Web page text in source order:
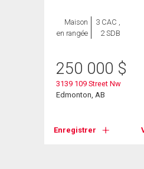
Maison
en rangée
3 CAC ,
2 SDB
250 000 $
3139 109 Street Nw
Edmonton, AB
Enregistrer